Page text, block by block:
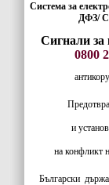
Система за
ДФЗ/
Сигнали за
0800
и
на конфликт
Български